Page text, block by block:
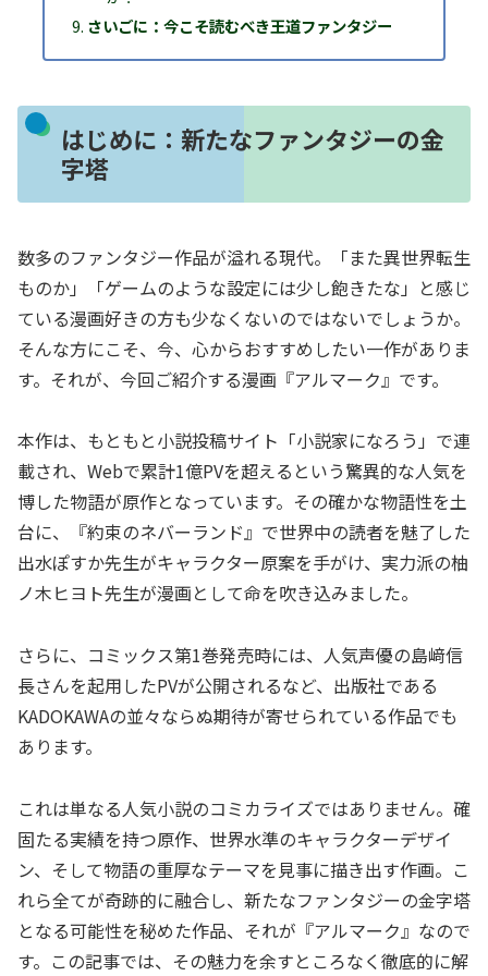
さいごに：今こそ読むべき王道ファンタジー
はじめに：新たなファンタジーの金
字塔
数多のファンタジー作品が溢れる現代。「また異世界転生
ものか」「ゲームのような設定には少し飽きたな」と感じ
ている漫画好きの方も少なくないのではないでしょうか。
そんな方にこそ、今、心からおすすめしたい一作がありま
す。それが、今回ご紹介する漫画『アルマーク』です。
本作は、もともと小説投稿サイト「小説家になろう」で連
載され、Webで累計1億PVを超えるという驚異的な人気を
博した物語が原作となっています。その確かな物語性を土
台に、『約束のネバーランド』で世界中の読者を魅了した
出水ぽすか先生がキャラクター原案を手がけ、実力派の柚
ノ木ヒヨト先生が漫画として命を吹き込みました。
さらに、コミックス第1巻発売時には、人気声優の島﨑信
長さんを起用したPVが公開されるなど、出版社である
KADOKAWAの並々ならぬ期待が寄せられている作品でも
あります。
これは単なる人気小説のコミカライズではありません。確
固たる実績を持つ原作、世界水準のキャラクターデザイ
ン、そして物語の重厚なテーマを見事に描き出す作画。こ
れら全てが奇跡的に融合し、新たなファンタジーの金字塔
となる可能性を秘めた作品、それが『アルマーク』なので
す。この記事では、その魅力を余すところなく徹底的に解